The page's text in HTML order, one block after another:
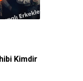
Kimdir